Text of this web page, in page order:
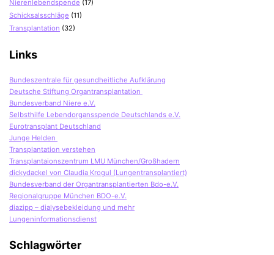
Nierenlebendspende (17)
Schicksalsschläge (11)
Transplantation (32)
Links
Bundeszentrale für gesundheitliche Aufklärung
Deutsche Stiftung Organtransplantation
Bundesverband Niere e.V.
Selbsthilfe Lebendorgansspende Deutschlands e.V.
Eurotransplant Deutschland
Junge Helden
Transplantation verstehen
Transplantaionszentrum LMU München/Großhadern
dickydackel von Claudia Krogul (Lungentransplantiert)
Bundesverband der Organtransplantierten Bdo-e.V.
Regionalgruppe München BDO-e.V.
diazipp – dialysebekleidung und mehr
Lungeninformationsdienst
Schlagwörter